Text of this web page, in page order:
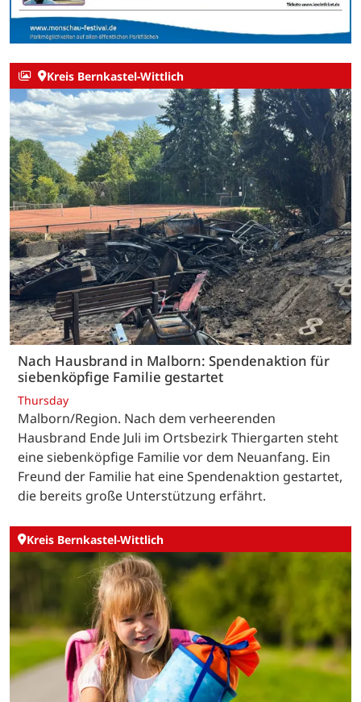
Kreis Bernkastel-Wittlich
Nach Hausbrand in Malborn: Spendenaktion für
siebenköpfige Familie gestartet
Thursday
Malborn/Region. Nach dem verheerenden
Hausbrand Ende Juli im Ortsbezirk Thiergarten steht
eine siebenköpfige Familie vor dem Neuanfang. Ein
Freund der Familie hat eine Spendenaktion gestartet,
die bereits große Unterstützung erfährt.
Kreis Bernkastel-Wittlich